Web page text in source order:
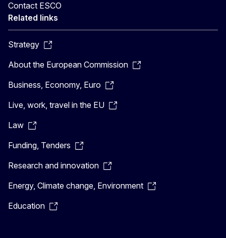
Contact ESCO
Related links
Strategy
About the European Commission
Business, Economy, Euro
Live, work, travel in the EU
Law
Funding, Tenders
Research and innovation
Energy, Climate change, Environment
Education